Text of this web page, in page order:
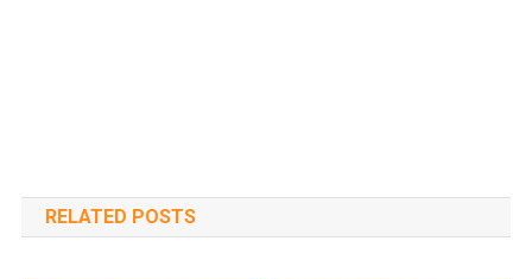
RELATED POSTS